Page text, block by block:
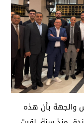
والجهة بأن هذه